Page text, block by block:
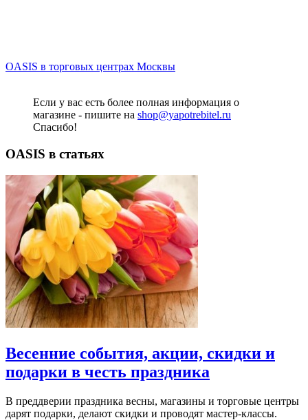
OASIS в торговых центрах Москвы
Если у вас есть более полная информация о
магазине - пишите на shop@yapotrebitel.ru
Спасибо!
OASIS в статьях
Весенние события, акции, скидки и
подарки в честь праздника
В преддверии праздника весны, магазины и торговые центры
дарят подарки, делают скидки и проводят мастер-классы.